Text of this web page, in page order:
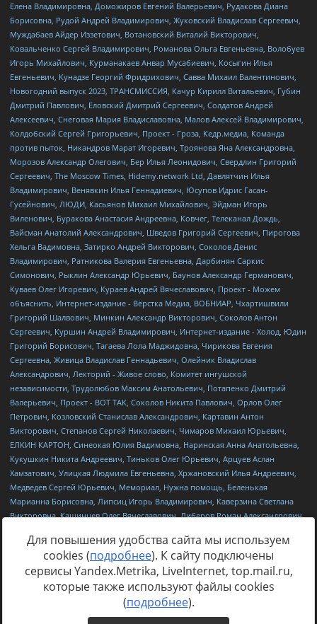
Источник:https://minjust.gov.ru/uploaded/files/reestr-
inostrannyih-agentov-22-03-2024.pdfданные на22.03.2024
Для повышения удобства сайта мы используем
cookies (подробнее). К сайту подключены
сервисы Yandex.Metrika, LiveInternet, top.mail.ru,
которые также используют файлы cookies
(подробнее).